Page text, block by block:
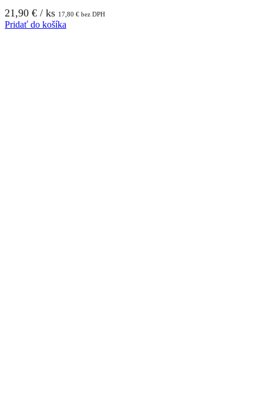
21,90 € / ks 17,80 € bez DPH
Pridať do košíka